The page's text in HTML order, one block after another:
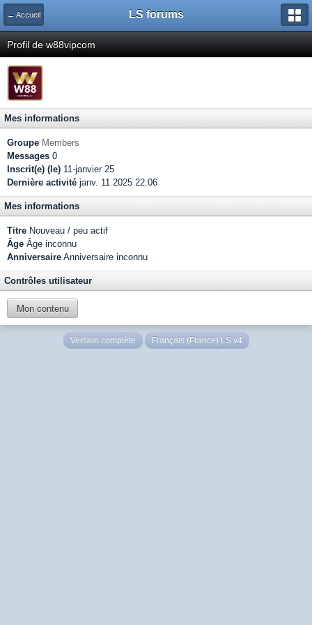
← Accueil LS forums
Profil de w88vipcom
Mes informations
Groupe Members
Messages 0
Inscrit(e) (le) 11-janvier 25
Dernière activité janv. 11 2025 22:06
Mes informations
Titre Nouveau / peu actif
Âge Âge inconnu
Anniversaire Anniversaire inconnu
Contrôles utilisateur
Mon contenu
Version complète Français (France) LS v4